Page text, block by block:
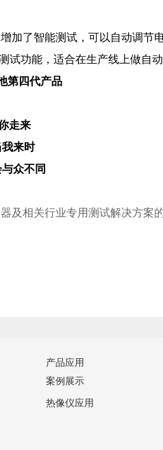
加了智能测试，可以自动调节
试功能，适合在生产线上做自动
第四代产品
走来
我来时
众不同
及相关行业专用测试解决方案
产品应用
案例展示
热像仪应用